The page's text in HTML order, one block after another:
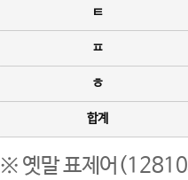
ㅌ
ㅍ
ㅎ
합계
※ 옛말 표제어(12810